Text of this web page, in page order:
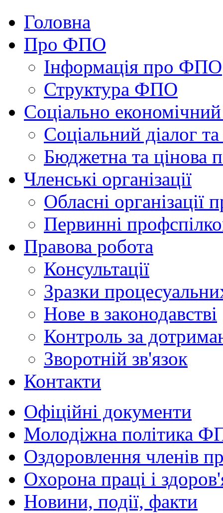
Головна
Про ФПО
Інформація про ФПО
Структура ФПО
Соціально
Соціальний діалог
Бюджетна та цінова
Членські організації
Обласні організації
Первинні
Правова робота
Консультації
Зразки
Нове в законодавстві
Контроль за
Зворотній зв'язок
Контакти
Офіційні документи
Молодіжна політика
Оздоровлення членів
Охорона праці і
Новини, події, факти